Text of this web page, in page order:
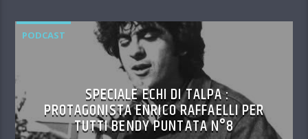
PODCAST
SPECIALE ECHI DI TALPA :
PROTAGONISTA ENRICO RAFFAELLI PER
TUTTI BENDY PUNTATA N°8